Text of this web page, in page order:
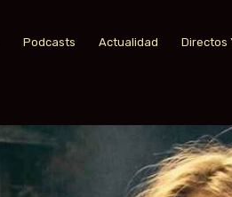
Podcasts Actualidad Directos